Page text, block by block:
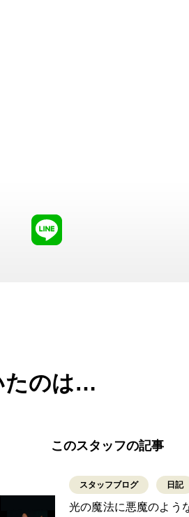
facebook
たのは…
このスタッフの記事
スタッフブログ 日記
光の魔法に悪魔のよう